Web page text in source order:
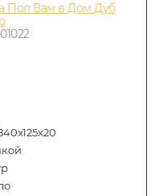
Пол Вам в Дом Дуб